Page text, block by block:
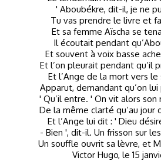
' Aboubékre, dit-il, je ne
Tu vas prendre le livre et
Et sa femme Aïscha se
Il écoutait pendant
Et souvent à voix basse
Et l’on pleurait pendant qu’il
Et l’Ange de la mort vers
Apparut, demandant qu’on
' Qu’il entre. ' On vit alors son
De la même clarté qu’au jour
Et l’Ange lui dit : ' Dieu
- Bien ', dit-il. Un frisson sur
Un souffle ouvrit sa lèvre, et
Victor Hugo, le 15